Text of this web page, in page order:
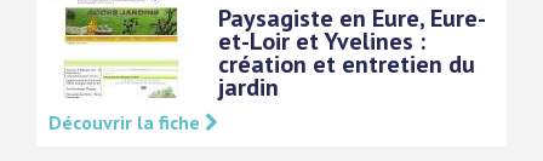
Paysagiste en Eure, Eure-
et-Loir et Yvelines :
création et entretien du
jardin
Découvrir la fiche